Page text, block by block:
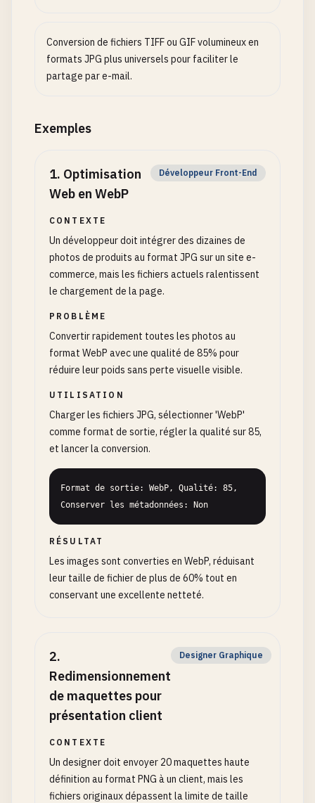
Conversion de fichiers TIFF ou GIF volumineux en
formats JPG plus universels pour faciliter le
partage par e-mail.
Exemples
1. Optimisation
Web en WebP
Développeur Front-End
CONTEXTE
Un développeur doit intégrer des dizaines de
photos de produits au format JPG sur un site e-
commerce, mais les fichiers actuels ralentissent
le chargement de la page.
PROBLÈME
Convertir rapidement toutes les photos au
format WebP avec une qualité de 85% pour
réduire leur poids sans perte visuelle visible.
UTILISATION
Charger les fichiers JPG, sélectionner 'WebP'
comme format de sortie, régler la qualité sur 85,
et lancer la conversion.
Format de sortie: WebP, Qualité: 85,
Conserver les métadonnées: Non
RÉSULTAT
Les images sont converties en WebP, réduisant
leur taille de fichier de plus de 60% tout en
conservant une excellente netteté.
2.
Redimensionnement
de maquettes pour
présentation client
Designer Graphique
CONTEXTE
Un designer doit envoyer 20 maquettes haute
définition au format PNG à un client, mais les
fichiers originaux dépassent la limite de taille